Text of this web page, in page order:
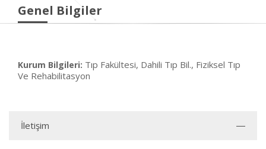
Genel Bilgiler
Kurum Bilgileri: Tıp Fakültesi, Dahili Tıp Bil., Fiziksel Tıp
Ve Rehabilitasyon
İletişim